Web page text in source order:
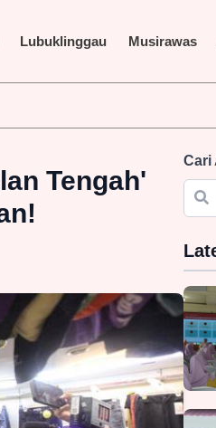
Lubuklinggau Musirawas
Tengah'
Cari